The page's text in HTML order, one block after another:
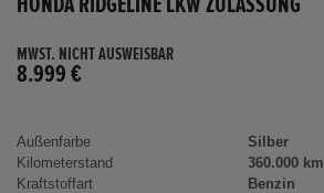
HONDA RIDGELINE LKW ZULASSUNG
MWST. NICHT AUSWEISBAR
8.999 €
Außenfarbe
Silber
Kilometerstand
360.000 km
Kraftstoffart
Benzin